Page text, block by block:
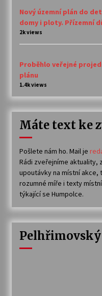
Nový územní plán do
domy i ploty. Přízemní
2k views
Proběhlo veřejné
plánu
1.4k views
Máte text ke
Pošlete nám ho. Mail je
Rádi zveřejníme aktuality,
upoutávky na místní akce,
rozumné míře i texty
týkající se Humpolce.